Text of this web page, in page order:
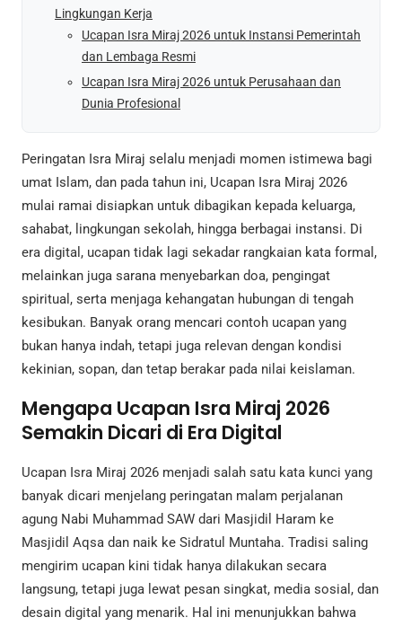
Lingkungan Kerja
Ucapan Isra Miraj 2026 untuk Instansi Pemerintah
dan Lembaga Resmi
Ucapan Isra Miraj 2026 untuk Perusahaan dan
Dunia Profesional
Peringatan Isra Miraj selalu menjadi momen istimewa bagi
umat Islam, dan pada tahun ini, Ucapan Isra Miraj 2026
mulai ramai disiapkan untuk dibagikan kepada keluarga,
sahabat, lingkungan sekolah, hingga berbagai instansi. Di
era digital, ucapan tidak lagi sekadar rangkaian kata formal,
melainkan juga sarana menyebarkan doa, pengingat
spiritual, serta menjaga kehangatan hubungan di tengah
kesibukan. Banyak orang mencari contoh ucapan yang
bukan hanya indah, tetapi juga relevan dengan kondisi
kekinian, sopan, dan tetap berakar pada nilai keislaman.
Mengapa Ucapan Isra Miraj 2026
Semakin Dicari di Era Digital
Ucapan Isra Miraj 2026 menjadi salah satu kata kunci yang
banyak dicari menjelang peringatan malam perjalanan
agung Nabi Muhammad SAW dari Masjidil Haram ke
Masjidil Aqsa dan naik ke Sidratul Muntaha. Tradisi saling
mengirim ucapan kini tidak hanya dilakukan secara
langsung, tetapi juga lewat pesan singkat, media sosial, dan
desain digital yang menarik. Hal ini menunjukkan bahwa